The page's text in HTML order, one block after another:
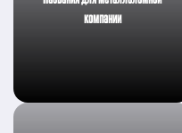
компании